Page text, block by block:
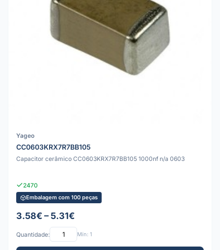
Yageo
CC0603KRX7R7BB105
Capacitor cerâmico CC0603KRX7R7BB105 1000nf n/a 0603
2470
Embalagem com 100 peças
3.58€ – 5.31€
Quantidade: Mín: 1